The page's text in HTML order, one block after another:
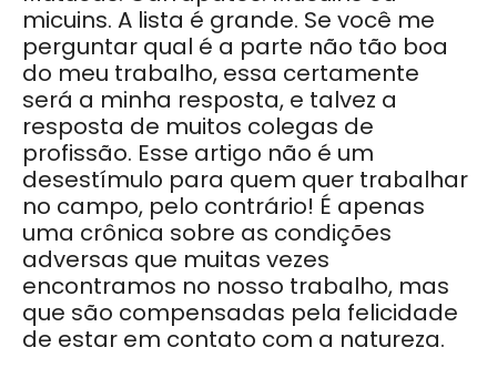
micuins. A lista é grande. Se você me
perguntar qual é a parte não tão boa
do meu trabalho, essa certamente
será a minha resposta, e talvez a
resposta de muitos colegas de
profissão. Esse artigo não é um
desestímulo para quem quer trabalhar
no campo, pelo contrário! É apenas
uma crônica sobre as condições
adversas que muitas vezes
encontramos no nosso trabalho, mas
que são compensadas pela felicidade
de estar em contato com a natureza.